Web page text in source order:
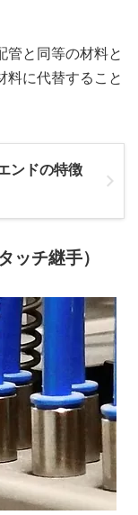
管と同等の材料と
料に代替すること
ンドの特徴
ッチ継手）